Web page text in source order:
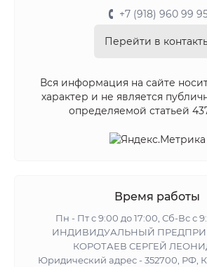
+7 (918) 960 99
Перейти в
Вся информация на сайте
характер и не является
определяемой статьей
Время работы
Пн - Пт с 9:00 до 17:00, Сб-Вс с
ИНДИВИДУАЛЬНЫЙ
КОРОТАЕВ СЕРГЕЙ
Юридический адрес - 352700, РФ,